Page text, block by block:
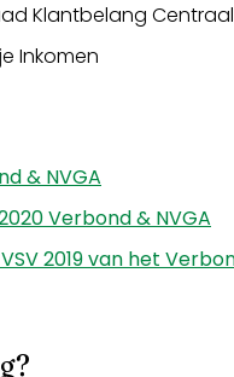
Klantbelang
Inkomen
& NVGA
Verbond & NVGA
2019 van het